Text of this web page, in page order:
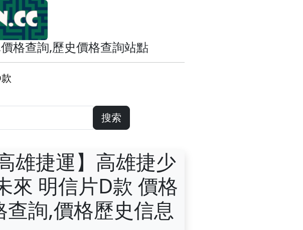
格查詢,歷史價格查詢站點
搜索
高雄捷運】高雄捷少
來 明信片D款 價格
查詢,價格歷史信息